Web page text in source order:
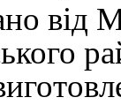
від